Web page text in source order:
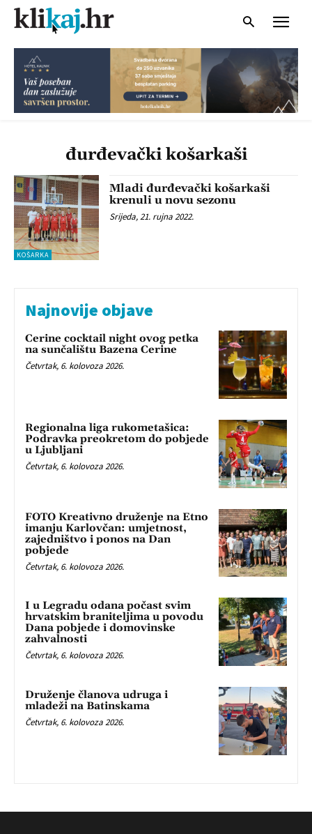
đurđevački košarkaši
KOŠARKA
Mladi đurđevački košarkaši
krenuli u novu sezonu
Srijeda, 21. rujna 2022.
Najnovije objave
Cerine cocktail night ovog petka
na sunčalištu Bazena Cerine
Četvrtak, 6. kolovoza 2026.
Regionalna liga rukometašica:
Podravka preokretom do pobjede
u Ljubljani
Četvrtak, 6. kolovoza 2026.
FOTO Kreativno druženje na Etno
imanju Karlovčan: umjetnost,
zajedništvo i ponos na Dan
pobjede
Četvrtak, 6. kolovoza 2026.
I u Legradu odana počast svim
hrvatskim braniteljima u povodu
Dana pobjede i domovinske
zahvalnosti
Četvrtak, 6. kolovoza 2026.
Druženje članova udruga i
mladeži na Batinskama
Četvrtak, 6. kolovoza 2026.